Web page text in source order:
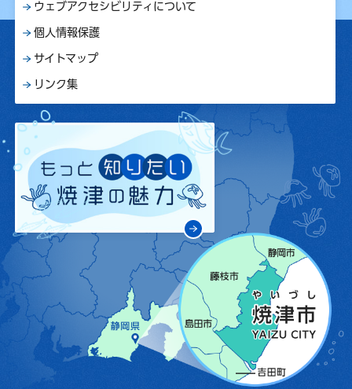
ウェブアクセシビリティについて
個人情報保護
サイトマップ
リンク集